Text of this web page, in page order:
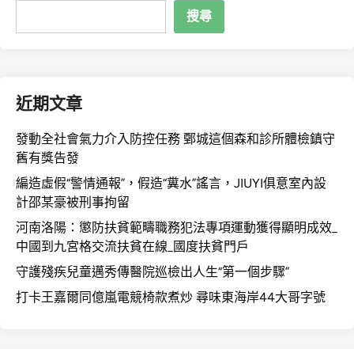
搜尋
近期文章
發動全社會氣力介入防控任務 鄄城這個森和診所體檢鎮守
舊有獎告發
編造虛假“警情通報”，假造“糞水”謠言，JIUYI俱意室內設
計邵某豪被刑事拘留
河南洛陽：懲防扶貧範疇職務犯法專項運動獲得顯明成效_
中國到九宮格交流扶貧在線_國度扶貧門戶
守護殘疾兒童邁秀傳醫院巡檢出人生“第一個步驟”
打卡王嘉爾同億嵐電競椅款煮炒 尋味東海岸44大哥字號